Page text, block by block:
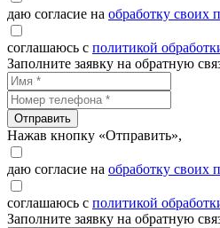
даю согласие на обработку своих
соглашаюсь с политикой
Заполните заявку на обратную
Отправить
Нажав кнопку «Отправить»,
даю согласие на обработку своих
соглашаюсь с политикой
Заполните заявку на обратную